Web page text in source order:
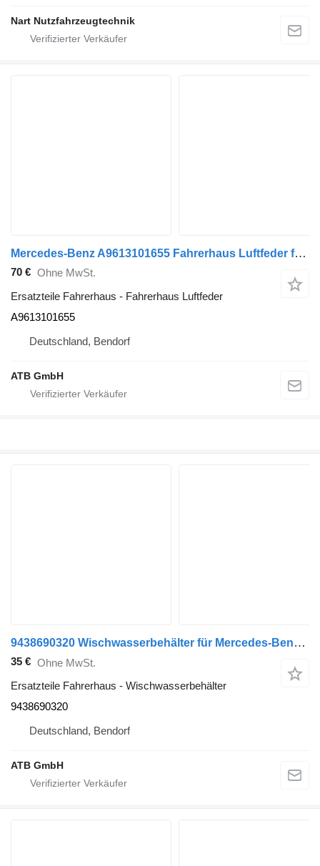
Nart Nutzfahrzeugtechnik
Mercedes-Benz A9613101655 Fahrerhaus Luftfeder für Mercedes-Benz Actros MP4 Sattelzugmaschine
70 € Ohne MwSt.
Ersatzteile Fahrerhaus - Fahrerhaus Luftfeder
A9613101655
Deutschland, Bendorf
ATB GmbH
9438690320 Wischwasserbehälter für Mercedes-Benz Actros MP2 Sattelzugmaschine
35 € Ohne MwSt.
Ersatzteile Fahrerhaus - Wischwasserbehälter
9438690320
Deutschland, Bendorf
ATB GmbH